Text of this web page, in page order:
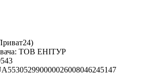
ТОВ ЕНІТУР